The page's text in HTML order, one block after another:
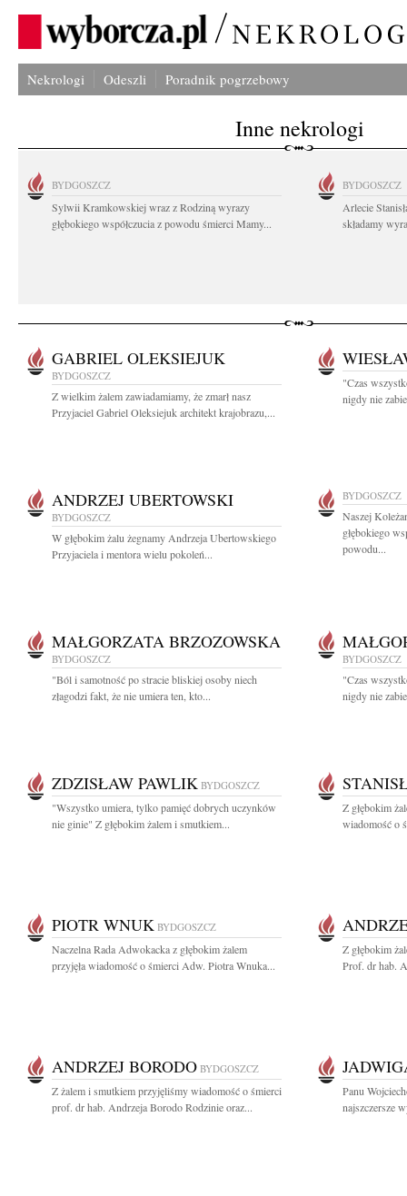
Nekrologi Odeszli Poradnik pogrzebowy
Inne nekrologi
BYDGOSZCZ
Sylwii Kramkowskiej wraz z Rodziną wyrazy
głębokiego współczucia z powodu śmierci Mamy...
BYDGOSZCZ
Arlecie
składamy
GABRIEL OLEKSIEJUK
BYDGOSZCZ
Z wielkim żalem zawiadamiamy, że zmarł nasz
Przyjaciel Gabriel Oleksiejuk architekt krajobrazu,...
"Czas
nigdy nie
ANDRZEJ UBERTOWSKI
BYDGOSZCZ
W głębokim żalu żegnamy Andrzeja Ubertowskiego
Przyjaciela i mentora wielu pokoleń...
BYDGOSZCZ
Naszej
głębokiego
powodu...
MAŁGORZATA BRZOZOWSKA
BYDGOSZCZ
"Ból i samotność po stracie bliskiej osoby niech
złagodzi fakt, że nie umiera ten, kto...
BYDGOSZCZ
"Czas
nigdy nie
ZDZISŁAW PAWLIK BYDGOSZCZ
"Wszystko umiera, tylko pamięć dobrych uczynków
nie ginie" Z głębokim żalem i smutkiem...
Z głębokim
wiadomość o
PIOTR WNUK BYDGOSZCZ
Naczelna Rada Adwokacka z głębokim żalem
przyjęła wiadomość o śmierci Adw. Piotra Wnuka...
Z głębokim
Prof. dr hab.
ANDRZEJ BORODO BYDGOSZCZ
Z żalem i smutkiem przyjęliśmy wiadomość o śmierci
prof. dr hab. Andrzeja Borodo Rodzinie oraz...
Panu
najszczersze